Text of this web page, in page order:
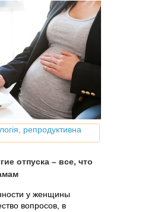
репродуктивна
отпуска – все, что
у женщины
вопросов, в